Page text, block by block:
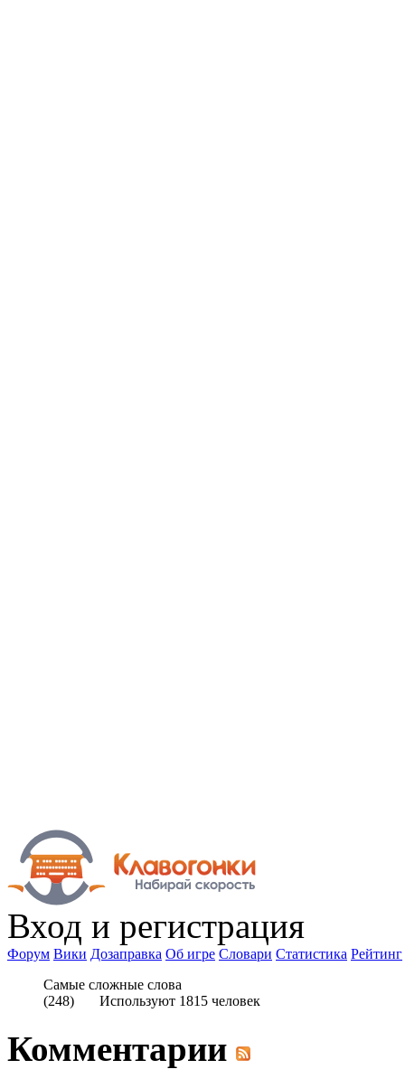
Вход и регистрация
Форум Вики Дозаправка Об игре Словари Статистика Рейтинг
Самые сложные слова
(248) Используют 1815 человек
Комментарии